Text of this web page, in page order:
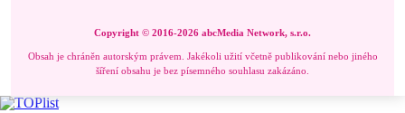
Copyright © 2016-2026 abcMedia Network, s.r.o.
Obsah je chráněn autorským právem. Jakékoli užití včetně publikování nebo jiného
šíření obsahu je bez písemného souhlasu zakázáno.